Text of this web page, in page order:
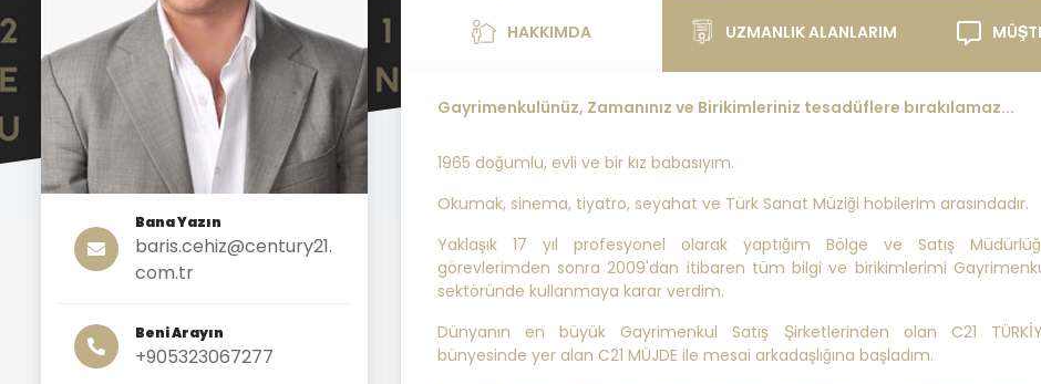
Bana Yazın
baris.cehiz@century21.
com.tr
Beni Arayın
+905323067277
HAKKIMDA UZMANLIK ALANLARIM
Gayrimenkulünüz, Zamanınız ve Birikimleriniz tesadüflere bırakılamaz...
1965 doğumlu, evli ve bir kız babasıyım.
Okumak, sinema, tiyatro, seyahat ve Türk Sanat Müziği hobilerim arasındadır.
Yaklaşık 17 yıl profesyonel olarak yaptığım Bölge ve Satış
görevlerimden sonra 2009'dan itibaren tüm bilgi ve birikimlerimi
sektöründe kullanmaya karar verdim.
Dünyanın en büyük Gayrimenkul Satış Şirketlerinden olan C21
bünyesinde yer alan C21 MÜJDE ile mesai arkadaşlığına başladım.